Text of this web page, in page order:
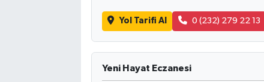
Yol Tarifi Al 0 (232) 279 22 13
Yeni Hayat Eczanesi